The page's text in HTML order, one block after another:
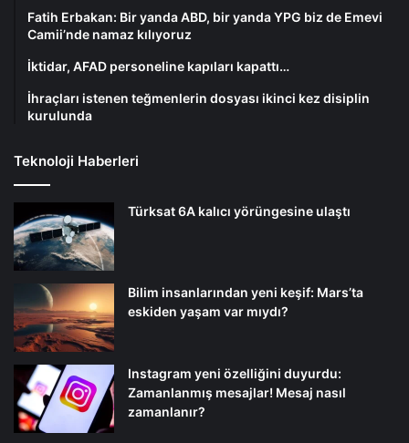
Fatih Erbakan: Bir yanda ABD, bir yanda YPG biz de Emevi
Camii’nde namaz kılıyoruz
İktidar, AFAD personeline kapıları kapattı…
İhraçları istenen teğmenlerin dosyası ikinci kez disiplin
kurulunda
Teknoloji Haberleri
Türksat 6A kalıcı yörüngesine ulaştı
Bilim insanlarından yeni keşif: Mars’ta
eskiden yaşam var mıydı?
Instagram yeni özelliğini duyurdu:
Zamanlanmış mesajlar! Mesaj nasıl
zamanlanır?